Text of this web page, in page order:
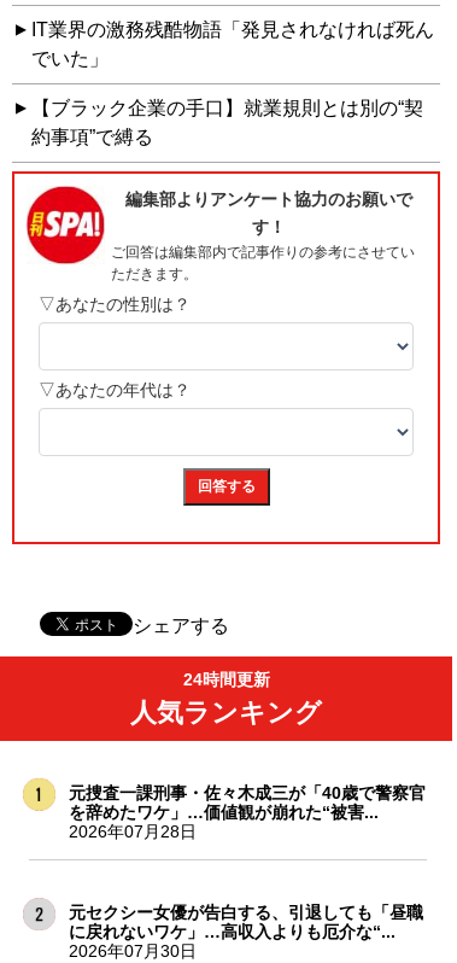
IT業界の激務残酷物語「発見されなければ死ん
でいた」
【ブラック企業の手口】就業規則とは別の“契
約事項”で縛る
シェアする
24時間更新
人気ランキング
元捜査一課刑事・佐々木成三が「40歳で警察官
を辞めたワケ」…価値観が崩れた“被害...
2026年07月28日
元セクシー女優が告白する、引退しても「昼職
に戻れないワケ」…高収入よりも厄介な“...
2026年07月30日